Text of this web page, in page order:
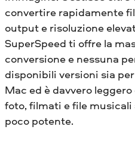
convertire rapidamente
output e risoluzione
SuperSpeed ​​ti offre la
conversione e nessuna
disponibili versioni sia
Mac ed è davvero
foto, filmati e file
poco potente.